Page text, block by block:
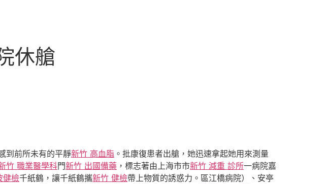
休艙
到前所未有的平靜新竹 高血脂 。批康復患者出艙，她迅速拿起她用來測量
竹 職業醫學科門新竹 出國備藥 ，標志著由上海市市新竹 減重 診所一病院嘉
健檢千紙鶴，讓千紙鶴攜新竹 健檢帶上物質的誘惑力。區江橋病院）、安亭